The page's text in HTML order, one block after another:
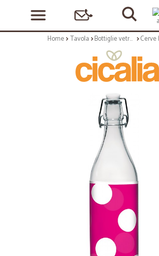
Home Tavola Bottiglie vetro e ceramica